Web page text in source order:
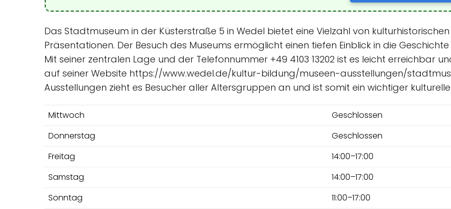
Das Stadtmuseum in der Küsterstraße 5 in Wedel bietet eine Vielzahl von
Präsentationen. Der Besuch des Museums ermöglicht einen tiefen Einblick in die
Mit seiner zentralen Lage und der Telefonnummer +49 4103 13202 ist es leicht erreichbar
auf seiner Website https://www.wedel.de/kultur-bildung/museen-ausstellungen/
Ausstellungen zieht es Besucher aller Altersgruppen an und ist somit ein wichtiger
Mittwoch
Geschlossen
Donnerstag
Geschlossen
Freitag
14:00–17:00
Samstag
14:00–17:00
Sonntag
11:00–17:00